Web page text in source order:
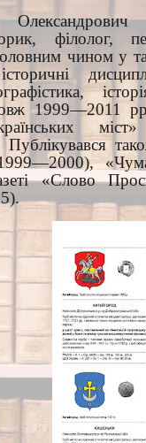
філолог,
чином у
1999—2011
Публікувався
«Слово